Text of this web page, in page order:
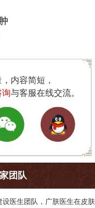
内容简短，
询与客服在线交流。
团队
医生团队，广肤医生在皮肤